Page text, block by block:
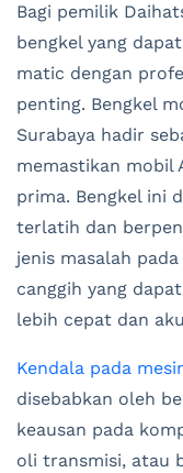
Bagi pemilik
bengkel yang
matic dengan
penting. Bengkel
Surabaya hadir
memastikan mobil
prima. Bengkel ini
terlatih dan
jenis masalah
canggih yang
lebih cepat dan
Kendala pada
disebabkan oleh
keausan pada
oli transmisi, atau